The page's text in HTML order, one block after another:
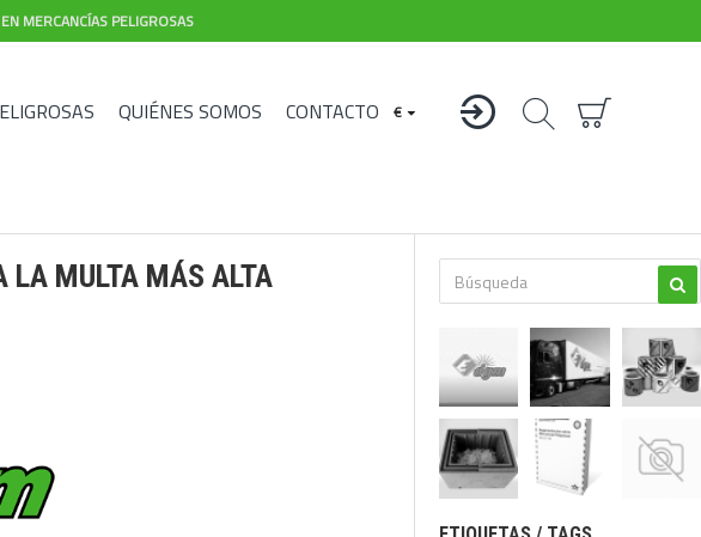
MERCANCÍAS PELIGROSAS
QUIÉNES SOMOS CONTACTO €
LA MULTA MÁS ALTA